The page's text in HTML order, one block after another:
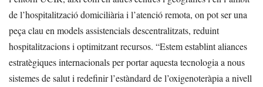
de l’hospitalització domiciliària i l’atenció remota, on pot ser una
peça clau en models assistencials descentralitzats, reduint
hospitalitzacions i optimitzant recursos. “Estem establint aliances
estratègiques internacionals per portar aquesta tecnologia a nous
sistemes de salut i redefinir l’estàndard de l’oxigenoteràpia a nivell